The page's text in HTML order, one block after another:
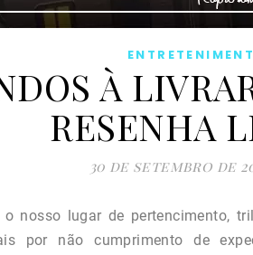
À
RESENHA
30 de setembro de
nosso lugar de pertencimento,
por não cumprimento de